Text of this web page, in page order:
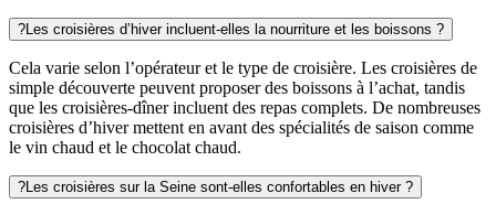
? Les croisières d’hiver incluent-elles la nourriture et les boissons ?
Cela varie selon l’opérateur et le type de croisière. Les croisières de
simple découverte peuvent proposer des boissons à l’achat, tandis
que les croisières-dîner incluent des repas complets. De nombreuses
croisières d’hiver mettent en avant des spécialités de saison comme
le vin chaud et le chocolat chaud.
? Les croisières sur la Seine sont-elles confortables en hiver ?